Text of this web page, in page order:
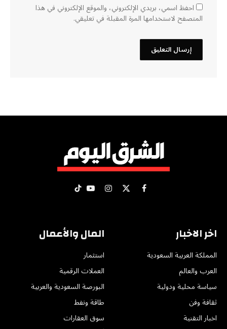
احفظ اسمي، بريدي الإلكتروني، والموقع الإلكتروني في هذا
المتصفح لاستخدامها المرة المقبلة في تعليقي.
فيسبوك
X الانستغراميوتيوبتيكتوك
اخر الاخبار
المملكة العربية السعودية
العرب والعالم
سياسة محلية ودولية
ثقافة وفن
اخبار التقنية
المال والأعمال
استثمار
العملات الرقمية
البورصة السعودية والعربية
طاقة ونفط
سوق العقارات